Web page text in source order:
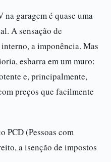
na garagem é quase uma
A sensação de
a imponência. Mas
esbarra em um muro:
e, principalmente,
preços que facilmente
PCD (Pessoas com
a isenção de impostos